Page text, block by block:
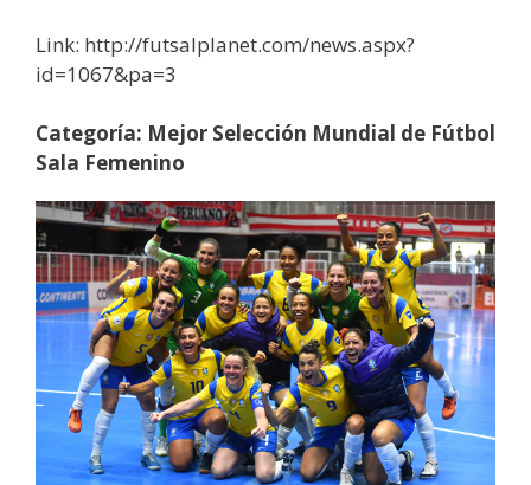
Link: http://futsalplanet.com/news.aspx?
id=1067&pa=3
Categoría: Mejor Selección Mundial de Fútbol
Sala Femenino